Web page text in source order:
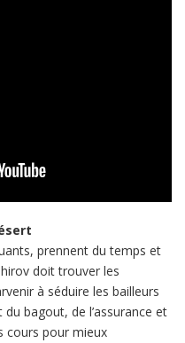
prennent du temps et
doit trouver les
à séduire les bailleurs
bagout, de l’assurance et
cours pour mieux